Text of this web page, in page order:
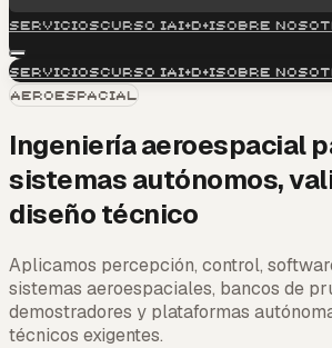
ServiciosCurso IAI+D+iSobre
ServiciosCurso IAI+D+iSobre
Aeroespacial
Ingeniería aeroespacial
sistemas autónomos,
diseño técnico
Aplicamos percepción, control,
sistemas aeroespaciales, bancos de
demostradores y plataformas
técnicos exigentes.